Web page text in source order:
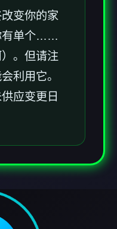
变你的家
有单个……
。但请注
利用它。
应变更日